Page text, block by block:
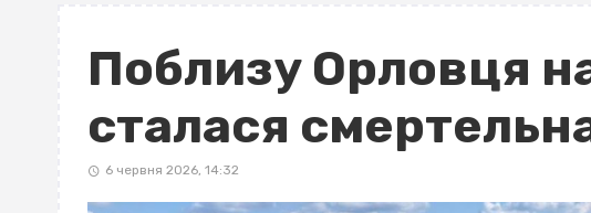
Поблизу Орловця
сталася
6 червня 2026, 14:32